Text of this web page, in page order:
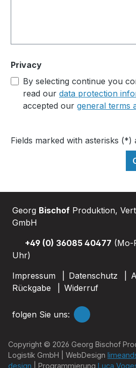
Privacy
By selecting continue you
read our data protection
accepted our general terms
Fields marked with asterisks (*)
Georg Bischof Produktion,
GmbH
+49 (0) 36085 40477 (Mo-
Uhr)
Impressum
Datenschutz
Rückgabe
Widerruf
folgen Sie uns:
Copyright © 2026 Georg Bischof
Logistik GmbH | WebDesign
design | Programmierung Luca